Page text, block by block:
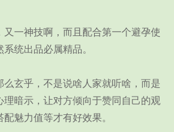
一神技啊，而且配合第一个避孕使
统出品必属精品。
玄乎，不是说啥人家就听啥，而是
理暗示，让对方倾向于赞同自己的观
魅力值等才有好效果。